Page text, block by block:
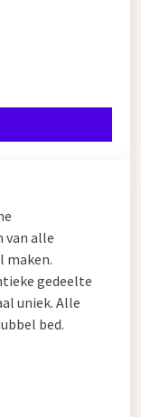
van alle
maken.
gedeelte
uniek. Alle
bed.